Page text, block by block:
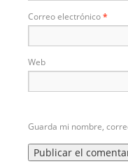
Correo electrónico*
Web
Guarda mi nombre,